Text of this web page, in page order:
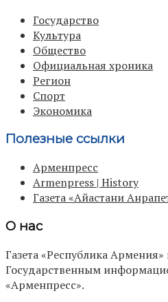
Государство
Культура
Общество
Официальная хроника
Регион
Спорт
Экономика
Полезные ссылки
Арменпресс
Armenpress | History
Газета «Айастани
О нас
Газета «Республика
Государственным
«Арменпресс».